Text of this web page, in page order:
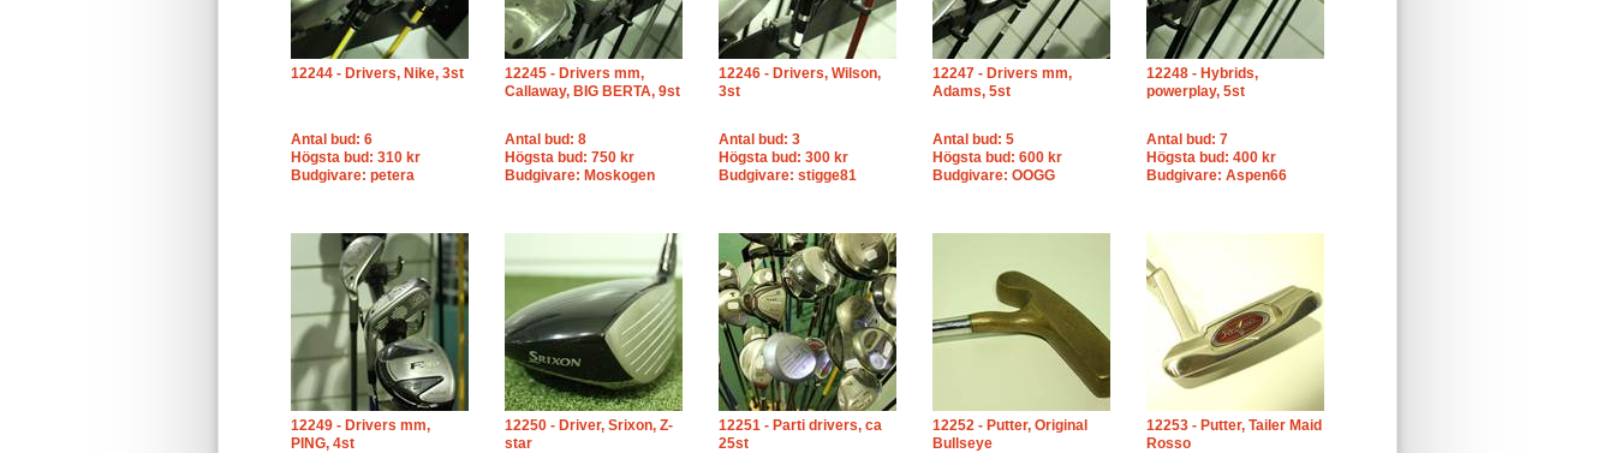
12244 - Drivers, Nike, 3st
Antal bud: 6
Högsta bud: 310 kr
Budgivare: petera
12245 - Drivers mm,
Callaway, BIG BERTA, 9st
Antal bud: 8
Högsta bud: 750 kr
Budgivare: Moskogen
12246 - Drivers, Wilson,
3st
Antal bud: 3
Högsta bud: 300 kr
Budgivare: stigge81
12247 - Drivers mm,
Adams, 5st
Antal bud: 5
Högsta bud: 600 kr
Budgivare: OOGG
12248 - Hybrids,
powerplay, 5st
Antal bud: 7
Högsta bud: 400 kr
Budgivare: Aspen66
12249 - Drivers mm,
PING, 4st
12250 - Driver, Srixon, Z-
star
12251 - Parti drivers, ca
25st
12252 - Putter, Original
Bullseye
12253 - Putter, Tailer Maid
Rosso